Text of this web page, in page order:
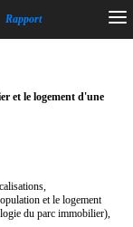
Rapport
et le logement d'une
et le logement
du parc immobilier),